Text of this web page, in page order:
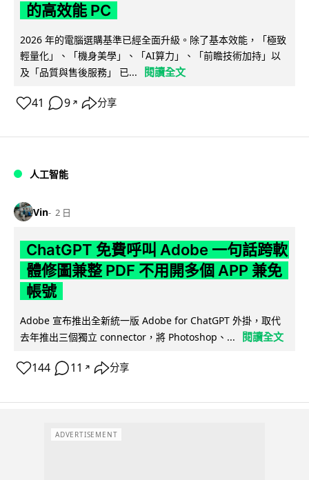
的高效能 PC
2026 年的電腦選購基準已經全面升級。除了基本效能，「極致
輕量化」、「機身美學」、「AI算力」、「前瞻技術加持」以
及「品質與售後服務」 已...
閱讀全文
41 9 ↗ 分享
人工智能
Vin 2 日
ChatGPT 免費呼叫 Adobe 一句話跨軟
體修圖兼整 PDF 不用開多個 APP 兼免
帳號
Adobe 宣布推出全新統一版 Adobe for ChatGPT 外掛，取代
去年推出三個獨立 connector，將 Photoshop、...
閱讀全文
144 11 ↗ 分享
ADVERTISEMENT